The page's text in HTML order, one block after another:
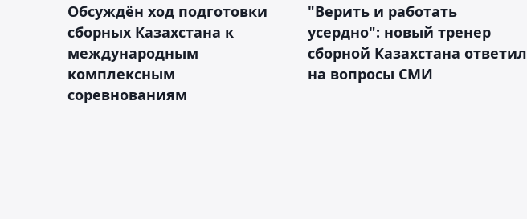
Обсуждён ход подготовки
сборных Казахстана к
международным
комплексным
соревнованиям
"Верить и работать
усердно": новый тренер
сборной Казахстана ответил
на вопросы СМИ